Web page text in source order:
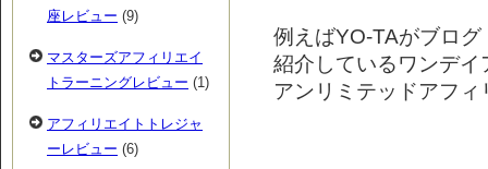
例えばYO-TAがブロ
紹介しているワンデ
アンリミテッドアフィ
座レビュー (9)
マスターズアフィリエイ
トラーニングレビュー (1)
アフィリエイトトレジャ
ーレビュー (6)